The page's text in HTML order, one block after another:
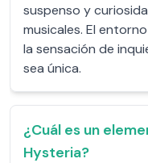
suspenso y
musicales. El
la sensación de
sea única.
¿Cuál es un
Hysteria?